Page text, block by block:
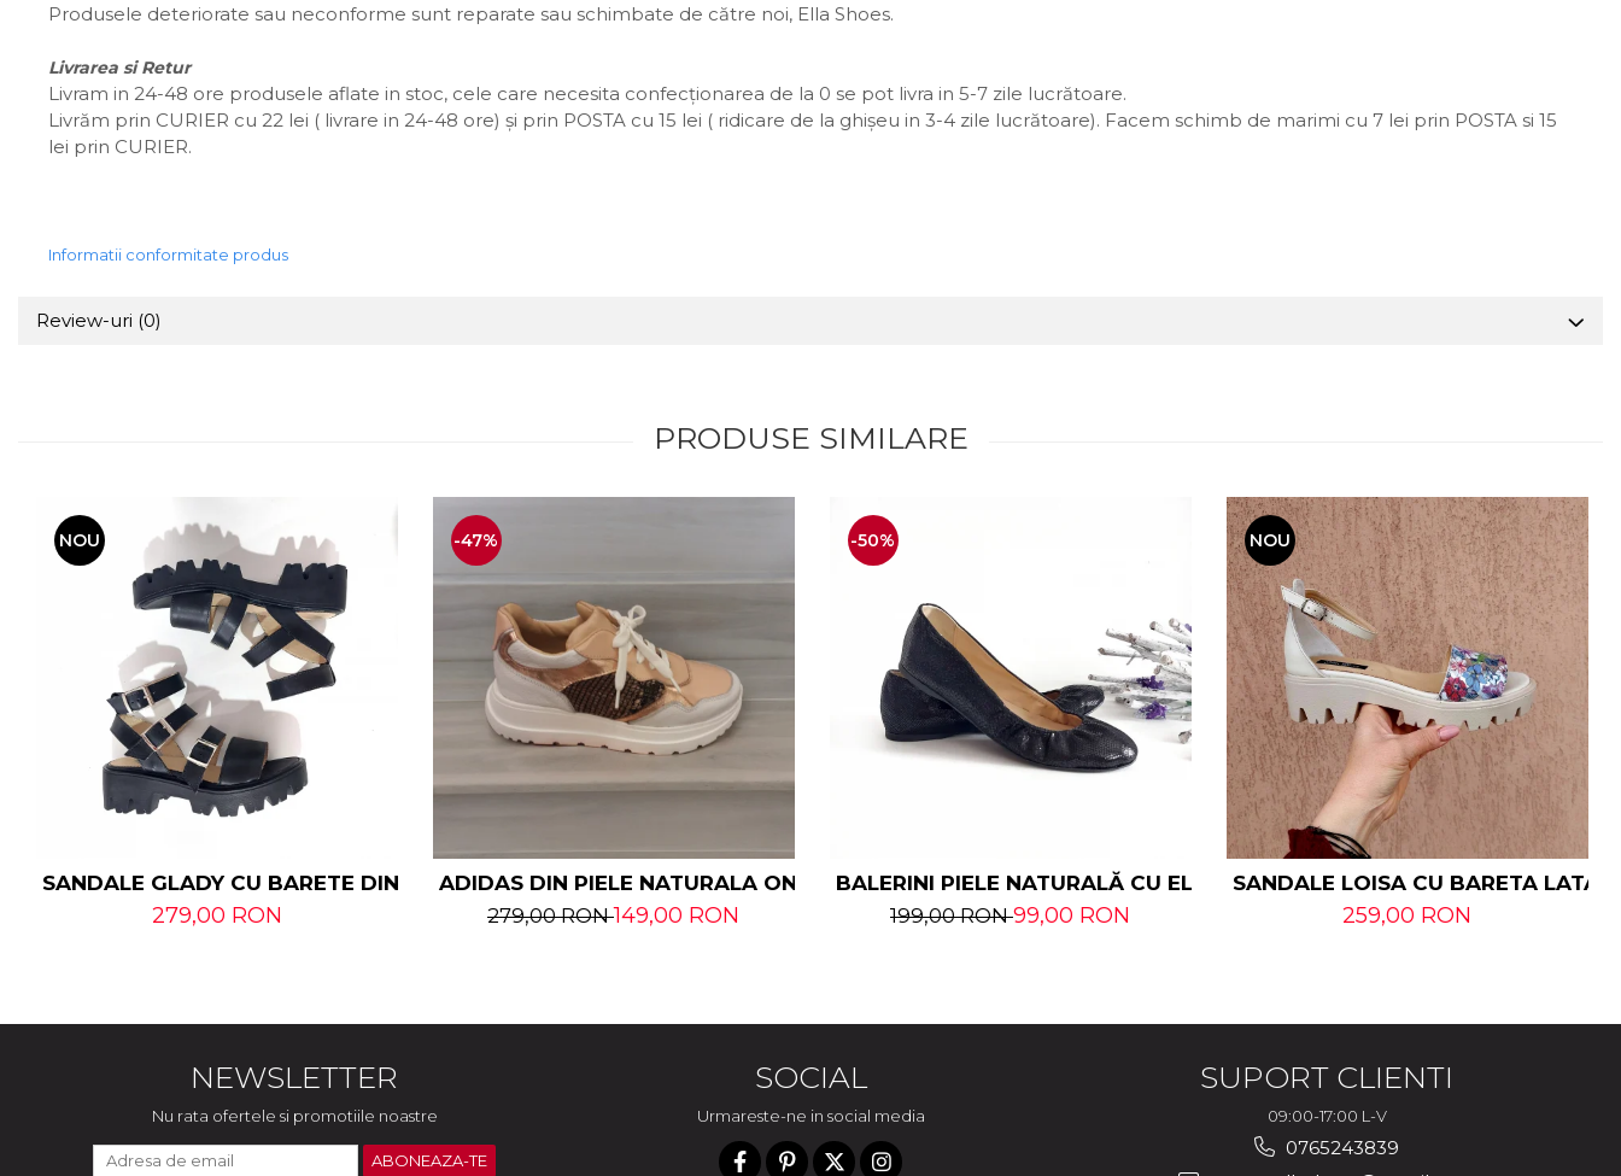
Produsele deteriorate sau neconforme sunt reparate sau schimbate de către noi, Ella Shoes.
Livrarea si Retur
Livram in 24-48 ore produsele aflate in stoc, cele care necesita confecționarea de la 0 se pot livra in 5-7 zile lucrătoare.
Livrăm prin CURIER cu 22 lei ( livrare in 24-48 ore) și prin POSTA cu 15 lei ( ridicare de la ghișeu in 3-4 zile lucrătoare). Facem schimb de marimi cu 7 lei prin POSTA si 15
lei prin CURIER.
Informatii conformitate produs
Review-uri (0)
PRODUSE SIMILARE
NOU
SANDALE GLADY CU BARETE DIN PIELE NATURALA
279,00 RON
-47%
ADIDAS DIN PIELE NATURALA ONIKA
279,00 RON149,00 RON
-50%
BALERINI PIELE NATURALĂ CU ELASTIC
199,00 RON99,00 RON
NOU
SANDALE LOISA CU BARETA LATA
259,00 RON
NEWSLETTER
Nu rata ofertele si promotiile noastre
SOCIAL
Urmareste-ne in social media
SUPORT CLIENTI
09:00-17:00 L-V
0765243839